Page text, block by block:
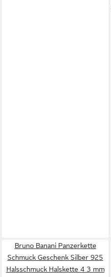
Bruno Banani Panzerkette
Schmuck Geschenk Silber 925
Halsschmuck Halskette 4 3 mm